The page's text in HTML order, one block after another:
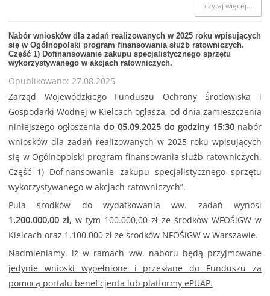
czytaj więcej...
Nabór wniosków dla zadań realizowanych w 2025 roku wpisujących
się w Ogólnopolski program finansowania służb ratowniczych.
Część 1) Dofinansowanie zakupu specjalistycznego sprzętu
wykorzystywanego w akcjach ratowniczych.
Opublikowano: 27.08.2025
Zarząd Wojewódzkiego Funduszu Ochrony Środowiska i
Gospodarki Wodnej w Kielcach ogłasza, od dnia zamieszczenia
niniejszego ogłoszenia do 05.09.2025 do godziny 15:30nabór
wniosków dla zadań realizowanych w 2025 roku wpisujących
się w Ogólnopolski program finansowania służb ratowniczych.
Część 1) Dofinansowanie zakupu specjalistycznego sprzętu
wykorzystywanego w akcjach ratowniczych”.
Pula środków do wydatkowania ww. zadań wynosi
1.200.000,00 zł, w tym 100.000,00 zł ze środków WFOŚiGW w
Kielcach oraz 1.100.000 zł ze środków NFOŚiGW w Warszawie.
Nadmieniamy, iż w ramach ww. naboru będą przyjmowane
jedynie wnioski wypełnione i przesłane do Funduszu za
pomocą portalu beneficjenta lub platformy ePUAP.